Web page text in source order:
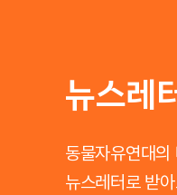
뉴스레
동물자유연대
뉴스레터로 받